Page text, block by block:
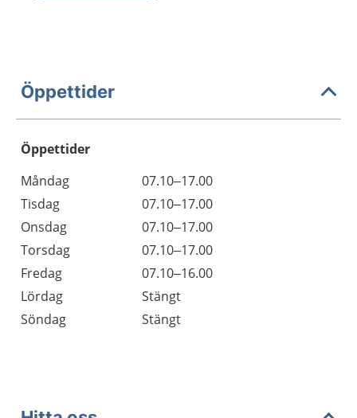
Öppettider
Öppettider
Dag
Öppettider
Kommentarer
Måndag
07.10–17.00
Tisdag
07.10–17.00
Onsdag
07.10–17.00
Torsdag
07.10–17.00
Fredag
07.10–16.00
Lördag
Stängt
Söndag
Stängt